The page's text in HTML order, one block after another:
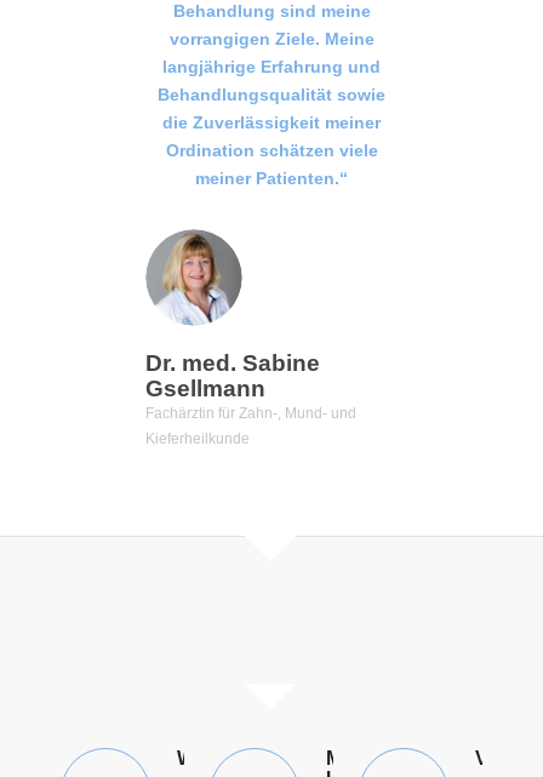
Behandlung sind meine
vorrangigen Ziele. Meine
langjährige Erfahrung und
Behandlungsqualität sowie
die Zuverlässigkeit meiner
Ordination schätzen viele
meiner Patienten.“
Dr. med. Sabine
Gsellmann
Fachärztin für Zahn-, Mund- und
Kieferheilkunde
WOHLFÜHLEN MENSCHLICHKEIT